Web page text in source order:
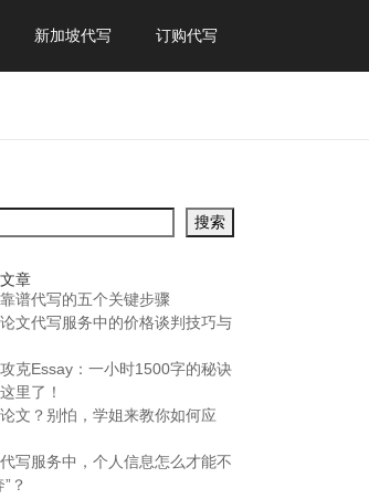
新加坡代写 订购代写
搜索
章
谱代写的五个关键步骤
文代写服务中的价格谈判技巧与
克Essay：一小时1500字的秘诀
里了！
文？别怕，学姐来教你如何应
写服务中，个人信息怎么才能不
？